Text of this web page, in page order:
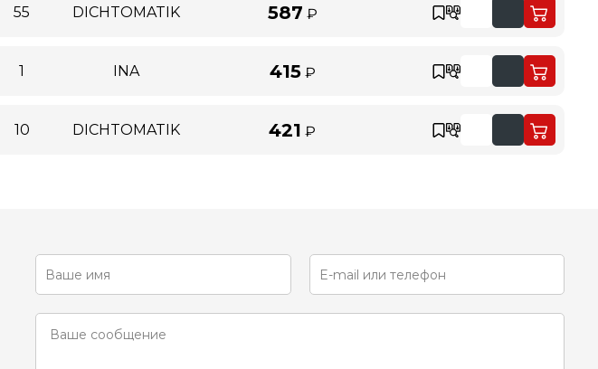
55 DICHTOMATIK 587 ₽
1 INA 415₽
10 DICHTOMATIK 421 ₽